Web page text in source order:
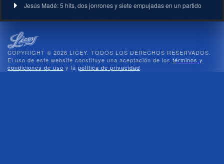
Jesús Madé: 5 hits, dos jonrones y siete empujadas en un partido
COPYRIGHT © 2026 LICEY. TODOS LOS DERECHOS RESERVADOS.
El uso de este website constituye una aceptación de los términos y
condiciones de uso y la política de privacidad